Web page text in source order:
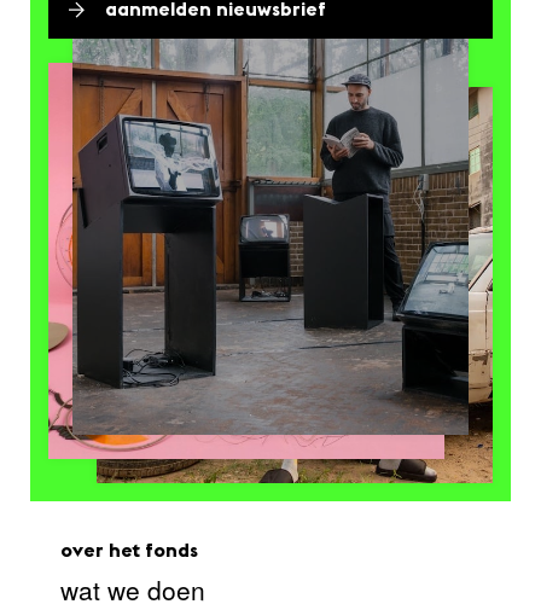
aanmelden nieuwsbrief
over het fonds
wat we doen